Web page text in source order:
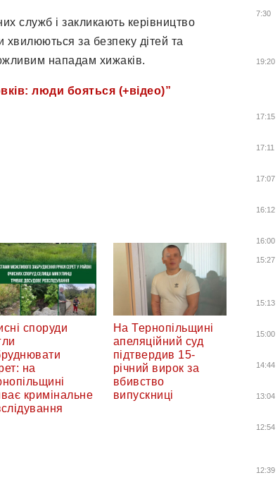
служб і закликають керівництво
хвилюються за безпеку дітей та
нападам хижаків.
люди бояться (+відео)”
споруди
на
кримінальне
На Тернопільщині
апеляційний суд
підтвердив 15-
річний вирок за
вбивство
випускниці
7:30
19:20
17:15
17:11
17:07
16:12
16:00
15:27
15:13
15:00
14:44
13:04
12:54
12:39